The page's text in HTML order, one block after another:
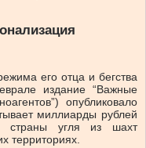
его отца и бегства
издание “Важные
опубликовало
миллиарды рублей
угля из шахт
территориях.